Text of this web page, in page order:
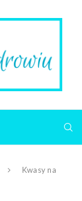
Kwasy na